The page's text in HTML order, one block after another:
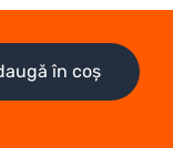
în coș